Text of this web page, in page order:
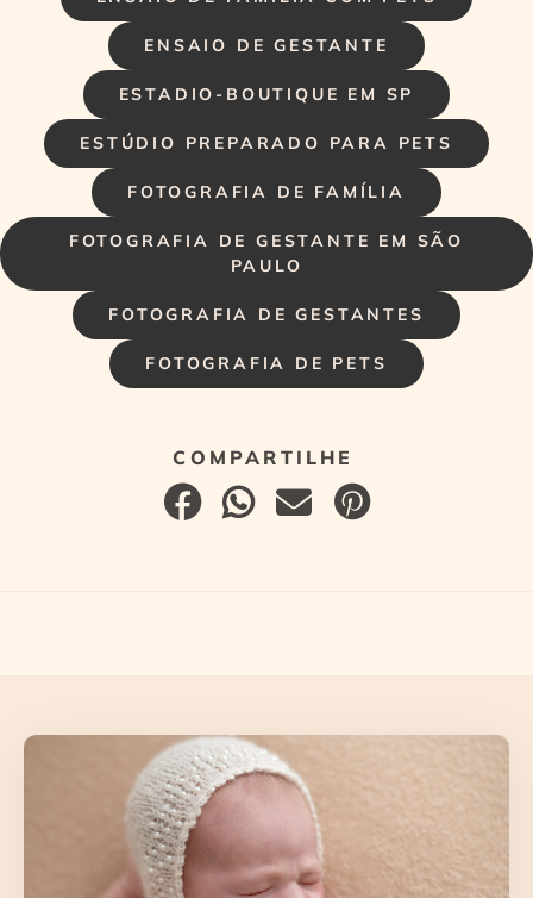
ENSAIO DE GESTANTE
ESTADIO-BOUTIQUE EM SP
ESTÚDIO PREPARADO PARA PETS
FOTOGRAFIA DE FAMÍLIA
FOTOGRAFIA DE GESTANTE EM SÃO
PAULO
FOTOGRAFIA DE GESTANTES
FOTOGRAFIA DE PETS